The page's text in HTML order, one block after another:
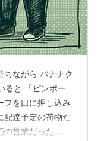
ちながら バナナク
ると 「ピンポー
プを口に押し込み
配達予定の荷物だ
の営業だった